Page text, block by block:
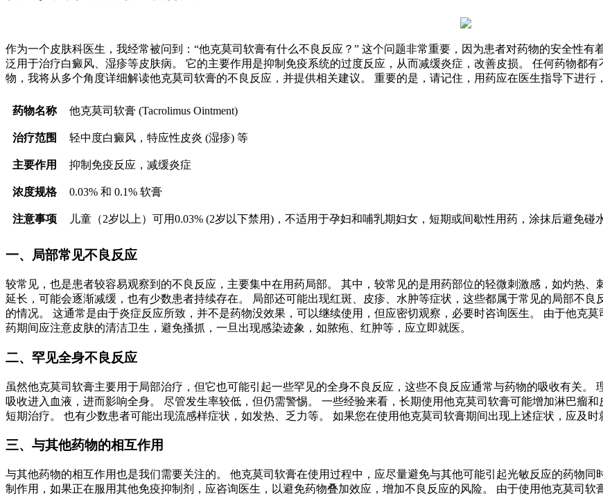
作为一个皮肤科医生，我经常被问到：“他克莫司软膏有什么不良反应？” 这个问题非常重要，因为患者对药物的安全性
泛用于治疗白癜风、湿疹等皮肤病。 它的主要作用是抑制免疫系统的过度反应，从而减缓炎症，改善皮损。 任何药物都
物，我将从多个角度详细解读他克莫司软膏的不良反应，并提供相关建议。 重要的是，请记住，用药应在医生指导下进行
药物名称 他克莫司软膏 (Tacrolimus Ointment)
治疗范围 轻中度白癜风，特应性皮炎 (湿疹) 等
主要作用 抑制免疫反应，减缓炎症
浓度规格 0.03% 和 0.1% 软膏
注意事项 儿童（2岁以上）可用0.03% (2岁以下禁用)，不适用于孕妇和哺乳期妇女，短期或间歇性用药，涂抹后避免碰
一、局部常见不良反应
较常见，也是患者较容易观察到的不良反应，主要集中在用药局部。 其中，较常见的是用药部位的轻微刺激感，如灼热
延长，可能会逐渐减缓，也有少数患者持续存在。 局部还可能出现红斑、皮疹、水肿等症状，这些都属于常见的局部不
的情况。 这通常是由于炎症反应所致，并不是药物没效果，可以继续使用，但应密切观察，必要时咨询医生。 由于他克
药期间应注意皮肤的清洁卫生，避免搔抓，一旦出现感染迹象，如脓疱、红肿等，应立即就医。
二、罕见全身不良反应
虽然他克莫司软膏主要用于局部治疗，但它也可能引起一些罕见的全身不良反应，这些不良反应通常与药物的吸收有关
吸收进入血液，进而影响全身。 尽管发生率较低，但仍需警惕。 一些经验来看，长期使用他克莫司软膏可能增加淋巴瘤
短期治疗。 也有少数患者可能出现流感样症状，如发热、乏力等。 如果您在使用他克莫司软膏期间出现上述症状，应及时
三、与其他药物的相互作用
与其他药物的相互作用也是我们需要关注的。 他克莫司软膏在使用过程中，应尽量避免与其他可能引起光敏反应的药物
制作用，如果正在服用其他免疫抑制剂，应咨询医生，以避免药物叠加效应，增加不良反应的风险。 由于使用他克莫司